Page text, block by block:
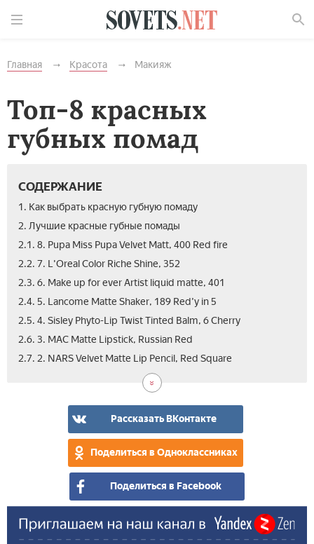
Главная Красота Макияж
Топ-8 красных
губных помад
СОДЕРЖАНИЕ
1. Как выбрать красную губную помаду
2. Лучшие красные губные помады
2.1. 8. Pupa Miss Pupa Velvet Matt, 400 Red fire
2.2. 7. L'Oreal Color Riche Shine, 352
2.3. 6. Make up for ever Artist liquid matte, 401
2.4. 5. Lancome Matte Shaker, 189 Red’y in 5
2.5. 4. Sisley Phyto-Lip Twist Tinted Balm, 6 Cherry
2.6. 3. MAC Matte Lipstick, Russian Red
2.7. 2. NARS Velvet Matte Lip Pencil, Red Square
Рассказать ВКонтакте
Поделиться в Одноклассниках
Поделиться в Facebook